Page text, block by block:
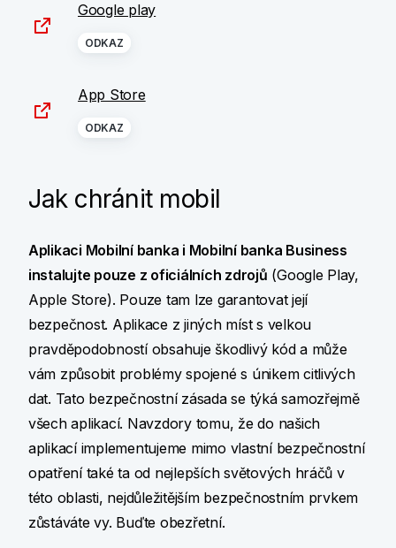
Google play
ODKAZ
App Store
ODKAZ
Jak chránit mobil
Aplikaci Mobilní banka i Mobilní banka Business
instalujte pouze z oficiálních zdrojů (Google Play,
Apple Store). Pouze tam lze garantovat její
bezpečnost. Aplikace z jiných míst s velkou
pravděpodobností obsahuje škodlivý kód a může
vám způsobit problémy spojené s únikem citlivých
dat. Tato bezpečnostní zásada se týká samozřejmě
všech aplikací. Navzdory tomu, že do našich
aplikací implementujeme mimo vlastní bezpečnostní
opatření také ta od nejlepších světových hráčů v
této oblasti, nejdůležitějším bezpečnostním prvkem
zůstáváte vy. Buďte obezřetní.